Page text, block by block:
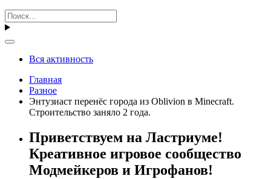
Вся активность
Главная
Разное
Энтузиаст перенёс города из Oblivion в Minecraft.
Строительство заняло 2 года.
Приветствуем на Ластриуме!
Креативное игровое сообщество
Модмейкеров и Игрофанов!